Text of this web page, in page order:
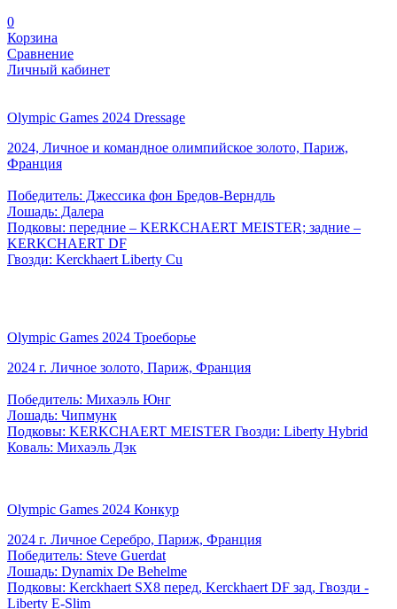
0
Корзина
Сравнение
Личный кабинет
Olympic Games 2024 Dressage
2024, Личное и командное олимпийское золото, Париж,
Франция
Победитель: Джессика фон Бредов-Верндль
Лошадь: Далера
Подковы: передние – KERKCHAERT MEISTER; задние –
KERKCHAERT DF
Гвозди: Kerckhaert Liberty Cu
Olympic Games 2024 Троеборье
2024 г. Личное золото, Париж, Франция
Победитель: Михаэль Юнг
Лошадь: Чипмунк
Подковы: KERKCHAERT MEISTER Гвозди: Liberty Hybrid
Коваль: Михаэль Дэк
Olympic Games 2024 Конкур
2024 г. Личное Серебро, Париж, Франция
Победитель: Steve Guerdat
Лошадь: Dynamix De Behelme
Подковы: Kerckhaert SX8 перед, Kerckhaert DF зад, Гвозди -
Liberty E-Slim